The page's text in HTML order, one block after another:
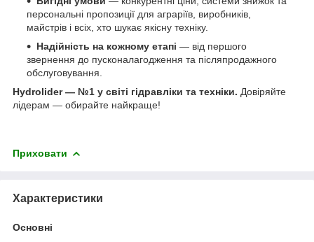
персональні пропозиції для аграріїв, виробників,
майстрів і всіх, хто шукає якісну техніку.
Надійність на кожному етапі — від першого
звернення до пусконалагодження та післяпродажного
обслуговування.
Hydrolider — №1 у світі гідравліки та техніки. Довіряйте
лідерам — обирайте найкраще!
Приховати
Характеристики
Основні